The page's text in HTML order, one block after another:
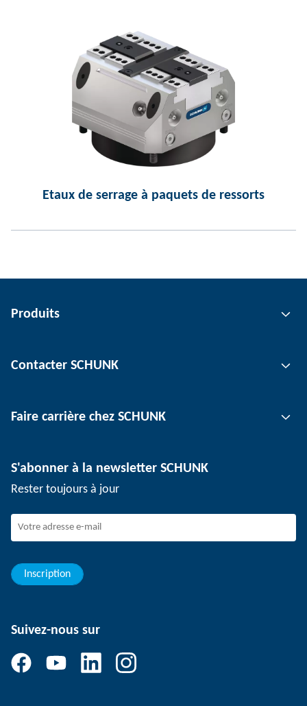
Etaux de serrage à paquets de ressorts
Produits
Technologie d'automatisation
Technologie de serrage de pièce
Contacter SCHUNK
Sites
Événements
Dispositif de signalement SCHUNK
Faire carrière chez SCHUNK
Travailler chez SCHUNK
Jeunes professionnels
Elèves
S'abonner à la newsletter SCHUNK
Rester toujours à jour
Inscription
Suivez-nous sur